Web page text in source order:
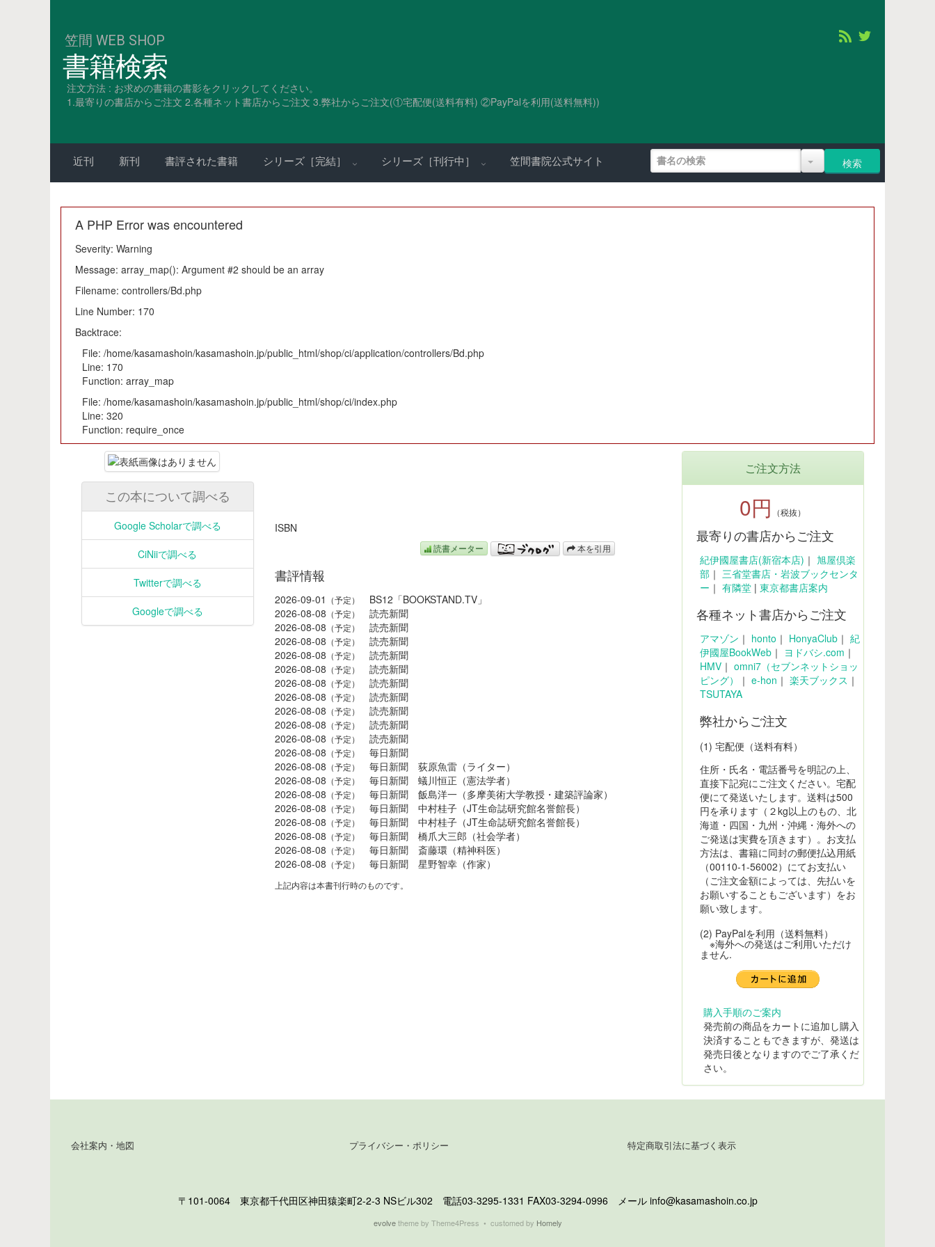
笠間 WEB SHOP
書籍検索
注文方法 : お求めの書籍の書影をクリックしてください。
1.最寄りの書店からご注文 2.各種ネット書店からご注文 3.弊社からご注文(①宅配便(送料有料) ②PayPalを利用(送料無料))
近刊 新刊 書評された書籍 シリーズ［完結］ シリーズ［刊行中］ 笠間書院公式サイト
A PHP Error was encountered
Severity: Warning
Message: array_map(): Argument #2 should be an array
Filename: controllers/Bd.php
Line Number: 170
Backtrace:
File: /home/kasamashoin/kasamashoin.jp/public_html/shop/ci/application/controllers/Bd.php
Line: 170
Function: array_map
File: /home/kasamashoin/kasamashoin.jp/public_html/shop/ci/index.php
Line: 320
Function: require_once
この本について調べる
Google Scholarで調べる
CiNiiで調べる
Twitterで調べる
Googleで調べる
ISBN
読書メーター 本を引用
書評情報
2026-09-01 （予定）
BS12「BOOKSTAND.TV」
2026-08-08 （予定）
読売新聞
2026-08-08 （予定）
読売新聞
2026-08-08 （予定）
読売新聞
2026-08-08 （予定）
読売新聞
2026-08-08 （予定）
読売新聞
2026-08-08 （予定）
読売新聞
2026-08-08 （予定）
読売新聞
2026-08-08 （予定）
読売新聞
2026-08-08 （予定）
読売新聞
2026-08-08 （予定）
読売新聞
2026-08-08 （予定）
毎日新聞
2026-08-08 （予定）
毎日新聞 荻原魚雷（ライター）
2026-08-08 （予定）
毎日新聞 蟻川恒正（憲法学者）
2026-08-08 （予定）
毎日新聞 飯島洋一（多摩美術大学教授・建築評論家）
2026-08-08 （予定）
毎日新聞 中村桂子（JT生命誌研究館名誉館長）
2026-08-08 （予定）
毎日新聞 中村桂子（JT生命誌研究館名誉館長）
2026-08-08 （予定）
毎日新聞 橋爪大三郎（社会学者）
2026-08-08 （予定）
毎日新聞 斎藤環（精神科医）
2026-08-08 （予定） 毎日新聞 星野智幸（作家）
上記内容は本書刊行時のものです。
ご注文方法
0円 （税抜）
最寄りの書店からご注文
紀伊國屋書店(新宿本店) ｜ 旭屋倶楽
部｜ 三省堂書店・岩波ブックセンタ
ー ｜ 有隣堂| 東京都書店案内
各種ネット書店からご注文
アマゾン ｜ honto ｜ HonyaClub｜ 紀
伊國屋BookWeb｜ ヨドバシ.com ｜
HMV｜ omni7（セブンネットショッ
ピング）
｜ e-hon ｜ 楽天ブックス ｜
TSUTAYA
弊社からご注文
(1) 宅配便（送料有料）
住所・氏名・電話番号を明記の上、
直接下記宛にご注文ください。宅配
便にて発送いたします。送料は500
円を承ります（２kg以上のもの、北
海道・四国・九州・沖縄・海外への
ご発送は実費を頂きます）。お支払
方法は、書籍に同封の郵便払込用紙
（00110-1-56002）にてお支払い
（ご注文金額によっては、先払いを
お願いすることもございます）をお
願い致します。
(2) PayPalを利用（送料無料）
※海外への発送はご利用いただけ
ません.
購入手順のご案内
発売前の商品をカートに追加し購入
決済することもできますが、発送は
発売日後となりますのでご了承くだ
さい。
会社案内・地図 プライバシー・ポリシー 特定商取引法に基づく表示
〒101-0064 東京都千代田区神田猿楽町2-2-3 NSビル302 電話03-3295-1331 FAX03-3294-0996 メール info@kasamashoin.co.jp
evolvetheme by Theme4Press • customed by Homely